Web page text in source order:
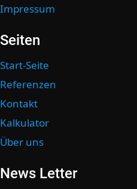
Impressum
Seiten
Start-Seite
Referenzen
Kontakt
Kalkulator
Über uns
News Letter